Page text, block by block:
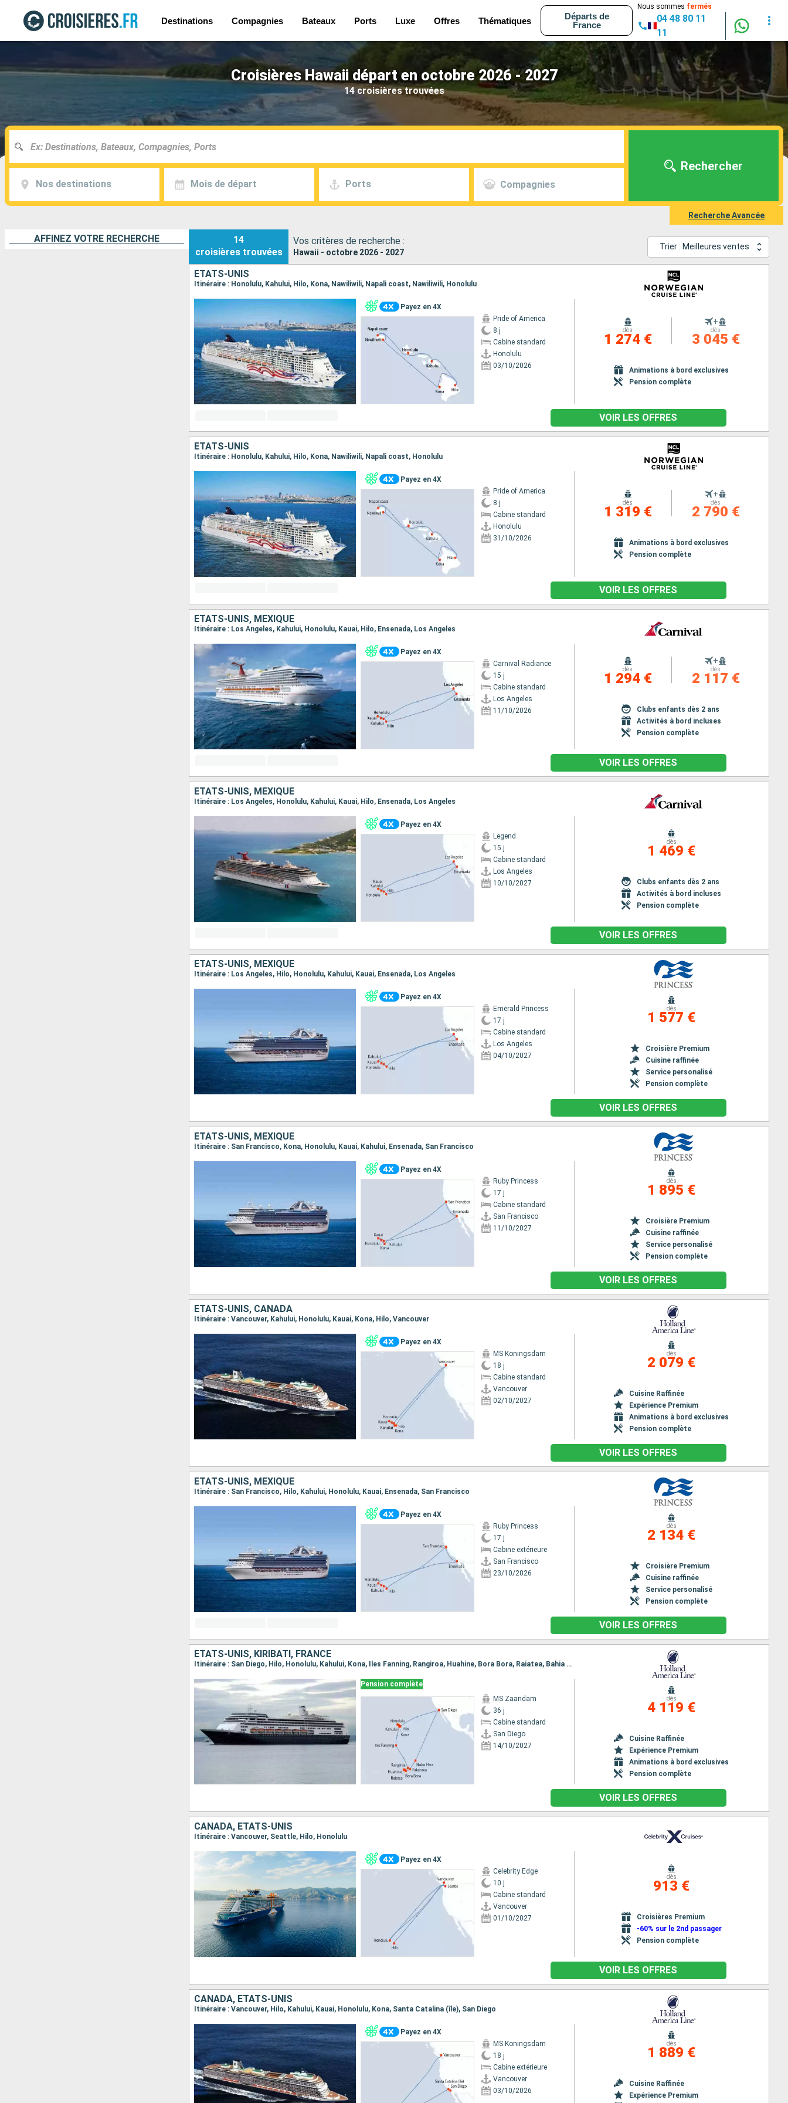
Destinations Compagnies Bateaux Ports Luxe Offres Thématiques
Départs de
France
Nous sommes fermés
04 48 80 11
11
Croisières Hawaii départ en octobre 2026 - 2027
14 croisières trouvées
Nos destinations Mois de départ Ports Compagnies
Rechercher
Recherche Avancée
AFFINEZ VOTRE RECHERCHE
14
croisières trouvées
Vos critères de recherche :
Hawaii - octobre 2026 - 2027
Trier : Meilleures ventes
ÉTATS-UNIS
Itinéraire : Honolulu, Kahului, Hilo, Kona, Nawiliwili, Napali coast, Nawiliwili, Honolulu
Payez en 4X
Pride of America
8 j
Cabine standard
Honolulu
03/10/2026
dès
1 274 €
+
dès
3 045 €
Animations à bord exclusives
Pension complète
VOIR LES OFFRES
ÉTATS-UNIS
Itinéraire : Honolulu, Kahului, Hilo, Kona, Nawiliwili, Napali coast, Honolulu
Payez en 4X
Pride of America
8 j
Cabine standard
Honolulu
31/10/2026
dès
1 319 €
+
dès
2 790 €
Animations à bord exclusives
Pension complète
VOIR LES OFFRES
ÉTATS-UNIS, MEXIQUE
Itinéraire : Los Angeles, Kahului, Honolulu, Kauai, Hilo, Ensenada, Los Angeles
Payez en 4X
Carnival Radiance
15 j
Cabine standard
Los Angeles
11/10/2026
dès
1 294 €
+
dès
2 117 €
Clubs enfants dès 2 ans
Activités à bord incluses
Pension complète
VOIR LES OFFRES
ÉTATS-UNIS, MEXIQUE
Itinéraire : Los Angeles, Honolulu, Kahului, Kauai, Hilo, Ensenada, Los Angeles
Payez en 4X
Legend
15 j
Cabine standard
Los Angeles
10/10/2027
dès
1 469 €
Clubs enfants dès 2 ans
Activités à bord incluses
Pension complète
VOIR LES OFFRES
ÉTATS-UNIS, MEXIQUE
Itinéraire : Los Angeles, Hilo, Honolulu, Kahului, Kauai, Ensenada, Los Angeles
Payez en 4X
Emerald Princess
17 j
Cabine standard
Los Angeles
04/10/2027
dès
1 577 €
Croisière Premium
Cuisine raffinée
Service personalisé
Pension complète
VOIR LES OFFRES
ÉTATS-UNIS, MEXIQUE
Itinéraire : San Francisco, Kona, Honolulu, Kauai, Kahului, Ensenada, San Francisco
Payez en 4X
Ruby Princess
17 j
Cabine standard
San Francisco
11/10/2027
dès
1 895 €
Croisière Premium
Cuisine raffinée
Service personalisé
Pension complète
VOIR LES OFFRES
ÉTATS-UNIS, CANADA
Itinéraire : Vancouver, Kahului, Honolulu, Kauai, Kona, Hilo, Vancouver
Payez en 4X
MS Koningsdam
18 j
Cabine standard
Vancouver
02/10/2027
dès
2 079 €
Cuisine Raffinée
Expérience Premium
Animations à bord exclusives
Pension complète
VOIR LES OFFRES
ÉTATS-UNIS, MEXIQUE
Itinéraire : San Francisco, Hilo, Kahului, Honolulu, Kauai, Ensenada, San Francisco
Payez en 4X
Ruby Princess
17 j
Cabine extérieure
San Francisco
23/10/2026
dès
2 134 €
Croisière Premium
Cuisine raffinée
Service personalisé
Pension complète
VOIR LES OFFRES
ÉTATS-UNIS, KIRIBATI, FRANCE
Itinéraire : San Diego, Hilo, Honolulu, Kahului, Kona, Iles Fanning, Rangiroa, Huahine, Bora Bora, Raiatea, Bahia D opuncha, Papeete, Bahia D opuncha, Papeete, Fakarava, Nuku Hiva, San Diego
Pension complète
MS Zaandam
36 j
Cabine standard
San Diego
14/10/2027
dès
4 119 €
Cuisine Raffinée
Expérience Premium
Animations à bord exclusives
Pension complète
VOIR LES OFFRES
CANADA, ÉTATS-UNIS
Itinéraire : Vancouver, Seattle, Hilo, Honolulu
Payez en 4X
Celebrity Edge
10 j
Cabine standard
Vancouver
01/10/2027
dès
913 €
Croisières Premium
-60% sur le 2nd passager
Pension complète
VOIR LES OFFRES
CANADA, ÉTATS-UNIS
Itinéraire : Vancouver, Hilo, Kahului, Kauai, Honolulu, Kona, Santa Catalina (île), San Diego
Payez en 4X
MS Koningsdam
18 j
Cabine extérieure
Vancouver
03/10/2026
dès
1 889 €
Cuisine Raffinée
Expérience Premium